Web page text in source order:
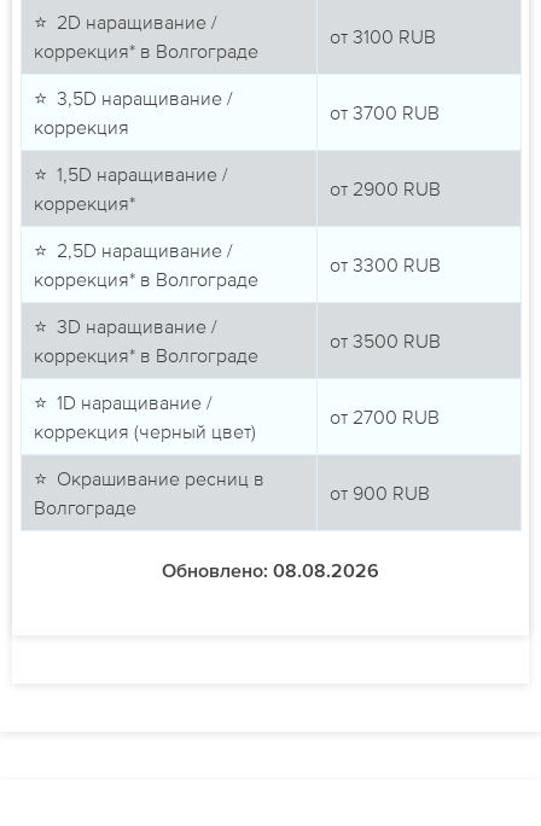
⭐ 2D наращивание /
коррекция* в Волгограде
от 3100 RUB
⭐ 3,5D наращивание /
коррекция
от 3700 RUB
⭐ 1,5D наращивание /
коррекция*
от 2900 RUB
⭐ 2,5D наращивание /
коррекция* в Волгограде
от 3300 RUB
⭐ 3D наращивание /
коррекция* в Волгограде
от 3500 RUB
⭐ 1D наращивание /
коррекция (черный цвет)
от 2700 RUB
⭐ Окрашивание ресниц в
Волгограде
от 900 RUB
Обновлено: 08.08.2026